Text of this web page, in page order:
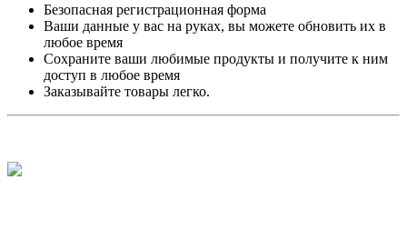
Безопасная регистрационная форма
Ваши данные у вас на руках, вы можете обновить их в
любое время
Сохраните ваши любимые продукты и получите к ним
доступ в любое время
Заказывайте товары легко.